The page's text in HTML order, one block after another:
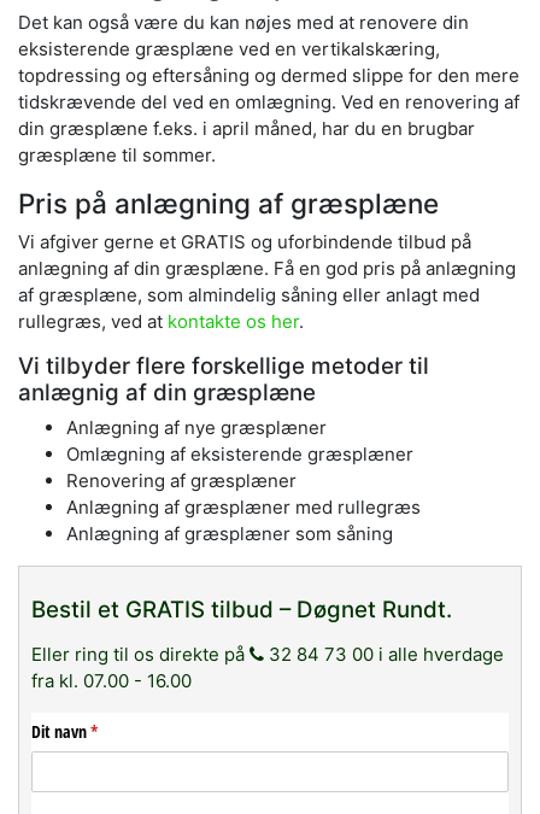
Det kan også være du kan nøjes med at renovere din
eksisterende græsplæne ved en vertikalskæring,
topdressing og eftersåning og dermed slippe for den mere
tidskrævende del ved en omlægning. Ved en renovering af
din græsplæne f.eks. i april måned, har du en brugbar
græsplæne til sommer.
Pris på anlægning af græsplæne
Vi afgiver gerne et GRATIS og uforbindende tilbud på
anlægning af din græsplæne. Få en god pris på anlægning
af græsplæne, som almindelig såning eller anlagt med
rullegræs, ved at kontakte os her.
Vi tilbyder flere forskellige metoder til
anlægnig af din græsplæne
Anlægning af nye græsplæner
Omlægning af eksisterende græsplæner
Renovering af græsplæner
Anlægning af græsplæner med rullegræs
Anlægning af græsplæner som såning
Bestil et GRATIS tilbud – Døgnet Rundt.
Eller ring til os direkte på
32 84 73 00 i alle hverdage
fra kl. 07.00 - 16.00
Dit navn*
(påkrævet)